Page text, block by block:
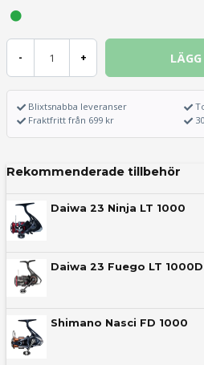
- +
Blixtsnabba leveranser
Fraktfritt från 699 kr
Rekommenderade tillbehör
Daiwa 23 Ninja LT 1000
Daiwa 23 Fuego LT 1000D
Shimano Nasci FD 1000